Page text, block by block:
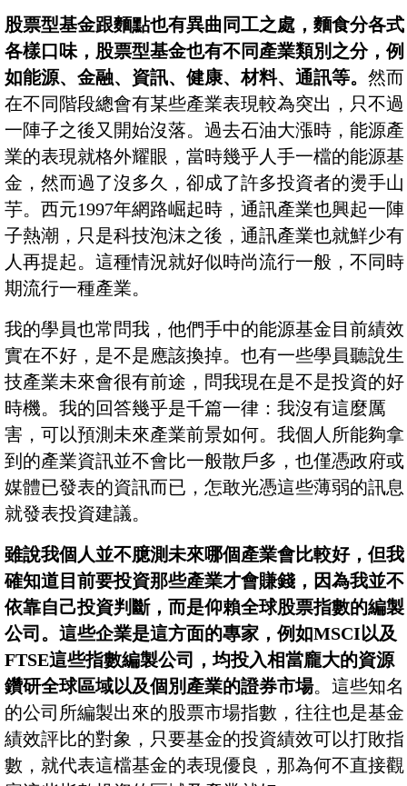
股票型基金跟麵點也有異曲同工之處，麵食分各式
各樣口味，股票型基金也有不同產業類別之分，例
如能源、金融、資訊、健康、材料、通訊等。 然而
在不同階段總會有某些產業表現較為突出，只不過
一陣子之後又開始沒落。過去石油大漲時，能源產
業的表現就格外耀眼，當時幾乎人手一檔的能源基
金，然而過了沒多久，卻成了許多投資者的燙手山
芋。西元1997年網路崛起時，通訊產業也興起一陣
子熱潮，只是科技泡沫之後，通訊產業也就鮮少有
人再提起。這種情況就好似時尚流行一般，不同時
期流行一種產業。
我的學員也常問我，他們手中的能源基金目前績效
實在不好，是不是應該換掉。也有一些學員聽說生
技產業未來會很有前途，問我現在是不是投資的好
時機。我的回答幾乎是千篇一律：我沒有這麼厲
害，可以預測未來產業前景如何。我個人所能夠拿
到的產業資訊並不會比一般散戶多，也僅憑政府或
媒體已發表的資訊而已，怎敢光憑這些薄弱的訊息
就發表投資建議。
雖說我個人並不臆測未來哪個產業會比較好，但我
確知道目前要投資那些產業才會賺錢，因為我並不
依靠自己投資判斷，而是仰賴全球股票指數的編製
公司。這些企業是這方面的專家，例如MSCI以及
FTSE這些指數編製公司，均投入相當龐大的資源
鑽研全球區域以及個別產業的證券市場。這些知名
的公司所編製出來的股票市場指數，往往也是基金
績效評比的對象，只要基金的投資績效可以打敗指
數，就代表這檔基金的表現優良，那為何不直接觀